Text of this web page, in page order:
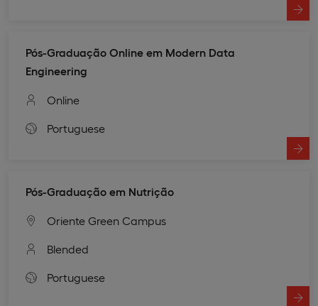
Pós-Graduação Online em Modern Data
Engineering
Online
Portuguese
Pós-Graduação em Nutrição
Oriente Green Campus
Blended
Portuguese